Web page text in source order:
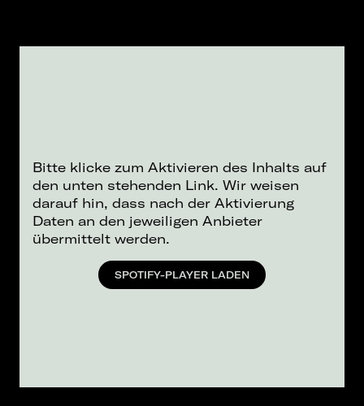
Bitte klicke zum Aktivieren des Inhalts auf
den unten stehenden Link. Wir weisen
darauf hin, dass nach der Aktivierung
Daten an den jeweiligen Anbieter
übermittelt werden.
SPOTIFY-PLAYER LADEN